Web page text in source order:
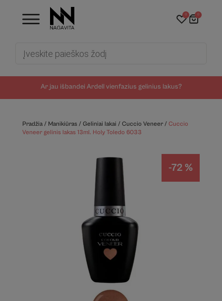
Ar jau išbandei Ardell vienfazius gelinius lakus?
0 0
Pradžia/ Manikiūras/ Geliniai lakai / Cuccio Veneer/ Cuccio
Veneer gelinis lakas 13ml. Holy Toledo 6033
-72 %